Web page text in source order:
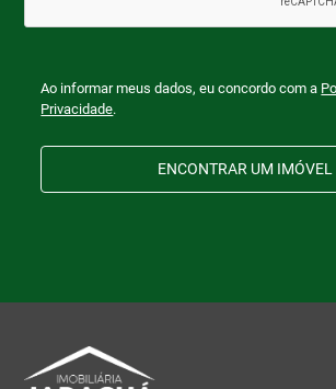
Ao informar meus dados, eu concordo com a
Privacidade.
ENCONTRAR UM IMÓVEL